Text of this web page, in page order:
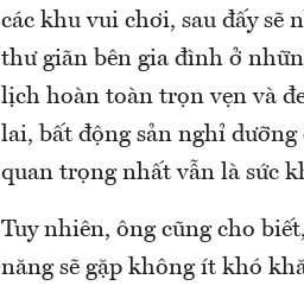
các khu vui chơi, sau đấy sẽ
thư giãn bên gia đình ở
lịch hoàn toàn trọn vẹn và
lai, bất động sản nghỉ
quan trọng nhất vẫn là sức
Tuy nhiên, ông cũng cho
năng sẽ gặp không ít khó